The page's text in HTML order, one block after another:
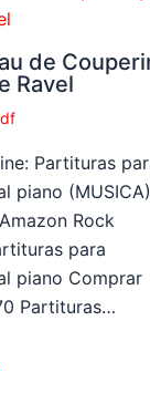
de
Ravel
Partituras
piano (MUSICA)
Rock
para
piano Comprar
Partituras…